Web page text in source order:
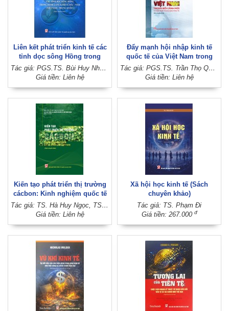
Liên kết phát triển kinh tế các
tỉnh dọc sông Hồng trong
hành lang kinh tế Bắc - Nam
(Việt Nam - Trung Quốc) (Sách
Tác giả: PGS.TS. Bùi Huy Nhượng (Chủ biên)
Giá tiền: Liên hệ
Đẩy mạnh hội nhập kinh tế
quốc tế của Việt Nam trong
bối cảnh mới: Từ góc nhìn
ngoại giao kinh tế (Sách
Tác giả: PGS.TS. Trần Thọ Quang, PGS.TS. Phạm Quốc Thành, TS. Nguyễn Đức Thọ, TS. Nguyễn Thị Thanh Vân (Đồng chủ biên)
Giá tiền: Liên hệ
Kiến tạo phát triển thị trường
cácbon: Kinh nghiệm quốc tế
và lộ trình cho Việt Nam (Sách
chuyên khảo)
Tác giả: TS. Hà Huy Ngọc, TS. Nguyễn Thị Liễu, TS. Đào Minh Trang (Đồng chủ biên) (Viện Kinh tế Việt Nam và thế giới)
Giá tiền: Liên hệ
Xã hội học kinh tế (Sách
chuyên khảo)
Tác giả: TS. Phạm Đi
Giá tiền: 267.000 đ